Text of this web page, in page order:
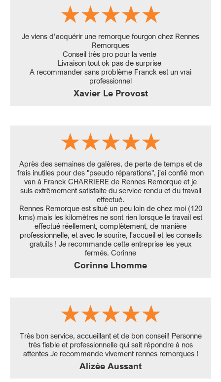
Je viens d’acquérir une remorque fourgon chez Rennes
Remorques
Conseil très pro pour la vente
Livraison tout ok pas de surprise
A recommander sans problème Franck est un vrai
professionnel
Xavier Le Provost
Après des semaines de galères, de perte de temps et de
frais inutiles pour des "pseudo réparations", j'ai confié mon
van à Franck CHARRIERE de Rennes Remorque et je
suis extrêmement satisfaite du service rendu et du travail
effectué.
Rennes Remorque est situé un peu loin de chez moi (120
kms) mais les kilomètres ne sont rien lorsque le travail est
effectué réellement, complètement, de manière
professionnelle, et avec le sourire, l'accueil et les conseils
gratuits ! Je recommande cette entreprise les yeux
fermés. Corinne
Corinne Lhomme
Très bon service, accueillant et de bon conseil! Personne
très fiable et professionnelle qui sait répondre à nos
attentes Je recommande vivement rennes remorques !
Alizée Aussant